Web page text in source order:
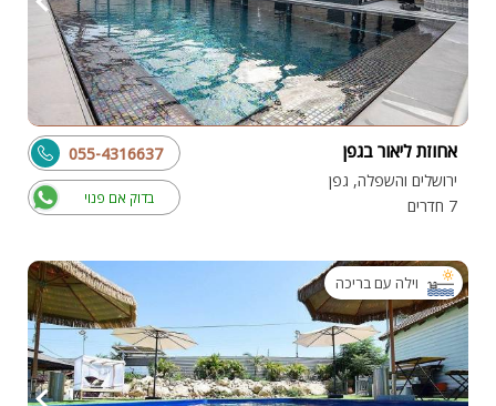
אחוזת ליאור בגפן
ירושלים והשפלה, גפן
7 חדרים
בדוק אם פנוי
055-4316637
וילה עם בריכה